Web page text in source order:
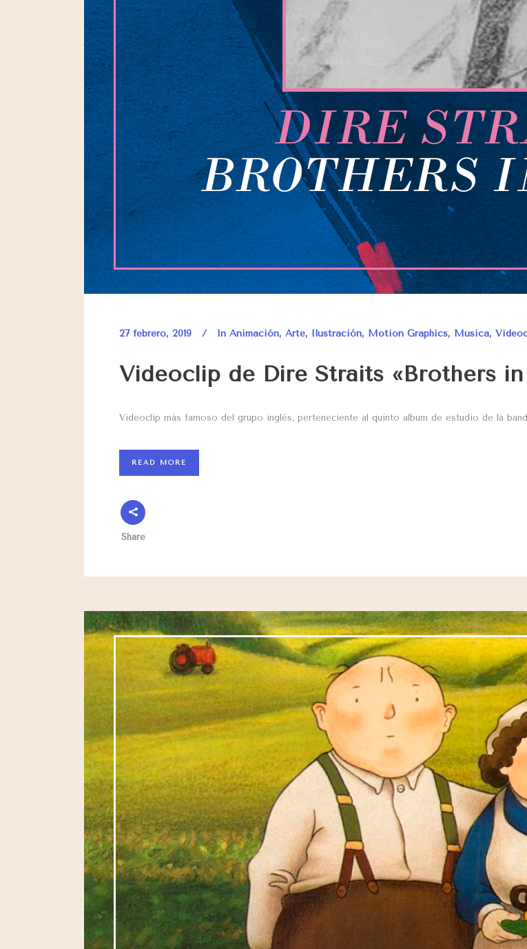
27 febrero, 2019 In Animación, Arte, Ilustración, Motion Graphics, Música,
Videoclip de Dire Straits «Brothers in
Videoclip más famoso del grupo inglés, perteneciente al quinto album de estudio de la
READ MORE
Share